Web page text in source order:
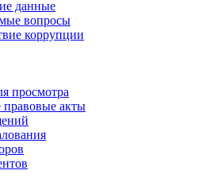
данные
вопросы
коррупции
просмотра
акты